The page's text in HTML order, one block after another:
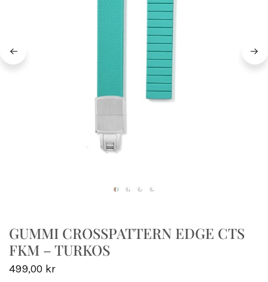
GUMMI CROSSPATTERN EDGE CTS
FKM – TURKOS
499,00 kr